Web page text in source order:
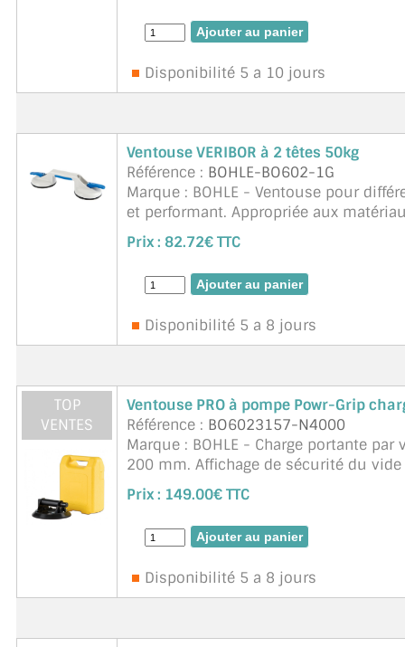
Disponibilité 5 a 10 jours
Ventouse VERIBOR à 2 têtes 50kg
Référence : BOHLE-BO602-1G
Marque : BOHLE - Ventouse pour
et performant. Appropriée aux
comme : verre, plastique, m&e ...
Prix : 82.72€ TTC
Disponibilité 5 a 8 jours
TOP
VENTES
Ventouse PRO à pompe Powr-Grip
Référence : BO6023157-N4000
Marque : BOHLE - Charge portante
200 mm. Affichage de sécurité du
Prix : 149.00€ TTC
Disponibilité 5 a 8 jours